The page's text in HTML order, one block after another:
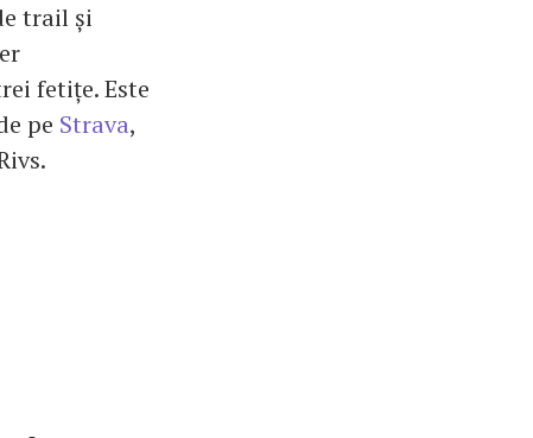
trail și
fetițe. Este
pe Strava,